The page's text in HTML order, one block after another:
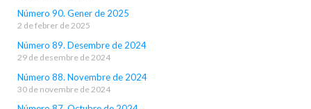
Número 90. Gener de 2025
2 de febrer de 2025
Número 89. Desembre de 2024
29 de desembre de 2024
Número 88. Novembre de 2024
30 de novembre de 2024